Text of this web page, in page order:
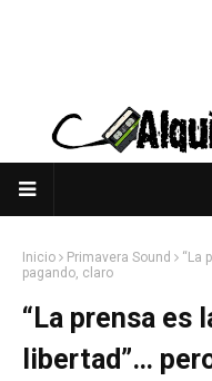
Inicio Primavera Sound
“La
pagando, claro
“La prensa es
libertad”…